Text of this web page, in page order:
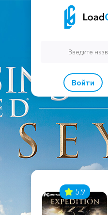
Войти
5.9